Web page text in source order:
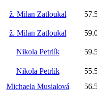
ž. Milan Zatloukal
ž. Milan Zatloukal
Nikola Petrlík
Nikola Petrlík
Michaela Musialová